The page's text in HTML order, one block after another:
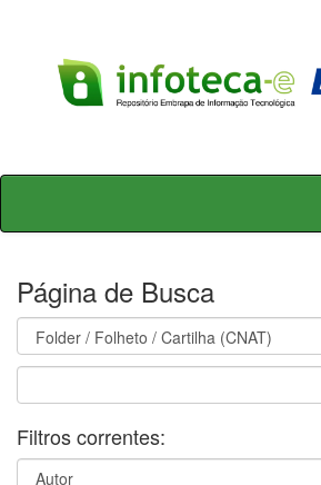
Skip
Página de Busca
Filtros correntes: